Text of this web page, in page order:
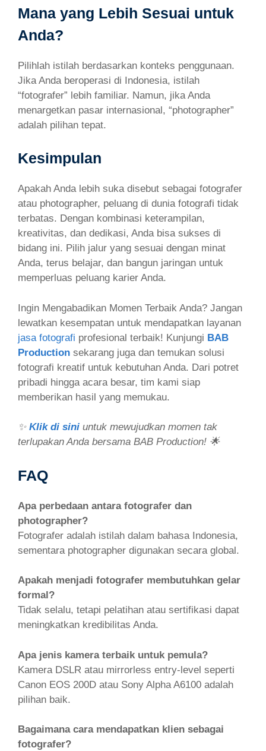
Mana yang Lebih Sesuai untuk
Anda?
Pilihlah istilah berdasarkan konteks penggunaan.
Jika Anda beroperasi di Indonesia, istilah
“fotografer” lebih familiar. Namun, jika Anda
menargetkan pasar internasional, “photographer”
adalah pilihan tepat.
Kesimpulan
Apakah Anda lebih suka disebut sebagai fotografer
atau photographer, peluang di dunia fotografi tidak
terbatas. Dengan kombinasi keterampilan,
kreativitas, dan dedikasi, Anda bisa sukses di
bidang ini. Pilih jalur yang sesuai dengan minat
Anda, terus belajar, dan bangun jaringan untuk
memperluas peluang karier Anda.
Ingin Mengabadikan Momen Terbaik Anda? Jangan
lewatkan kesempatan untuk mendapatkan layanan
jasa fotografi profesional terbaik! Kunjungi BAB
Production sekarang juga dan temukan solusi
fotografi kreatif untuk kebutuhan Anda. Dari potret
pribadi hingga acara besar, tim kami siap
memberikan hasil yang memukau.
✨ Klik di sini untuk mewujudkan momen tak
terlupakan Anda bersama BAB Production! 🌟
FAQ
Apa perbedaan antara fotografer dan
photographer?
Fotografer adalah istilah dalam bahasa Indonesia,
sementara photographer digunakan secara global.
Apakah menjadi fotografer membutuhkan gelar
formal?
Tidak selalu, tetapi pelatihan atau sertifikasi dapat
meningkatkan kredibilitas Anda.
Apa jenis kamera terbaik untuk pemula?
Kamera DSLR atau mirrorless entry-level seperti
Canon EOS 200D atau Sony Alpha A6100 adalah
pilihan baik.
Bagaimana cara mendapatkan klien sebagai
fotografer?